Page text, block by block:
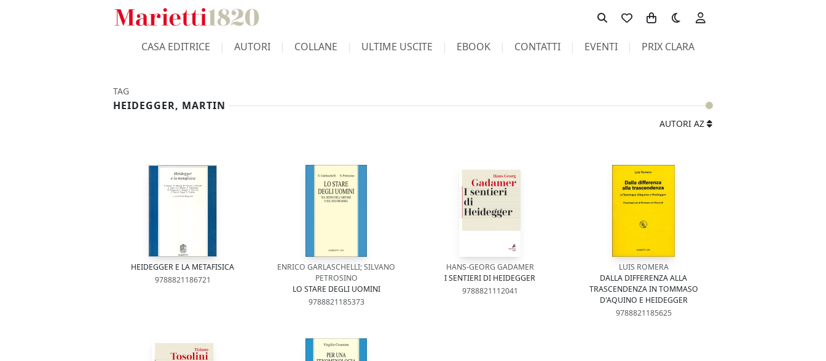
Toggle theme
CASA EDITRICE AUTORI COLLANE ULTIME USCITE EBOOK CONTATTI EVENTI PRIX CLARA
TAG
HEIDEGGER, MARTIN
AUTORI AZ
HEIDEGGER E LA METAFISICA
9788821186721
ENRICO GARLASCHELLI; SILVANO
PETROSINO
LO STARE DEGLI UOMINI
9788821185373
HANS-GEORG GADAMER
I SENTIERI DI HEIDEGGER
9788821112041
LUIS ROMERA
DALLA DIFFERENZA ALLA
TRASCENDENZA IN TOMMASO
D'AQUINO E HEIDEGGER
9788821185625